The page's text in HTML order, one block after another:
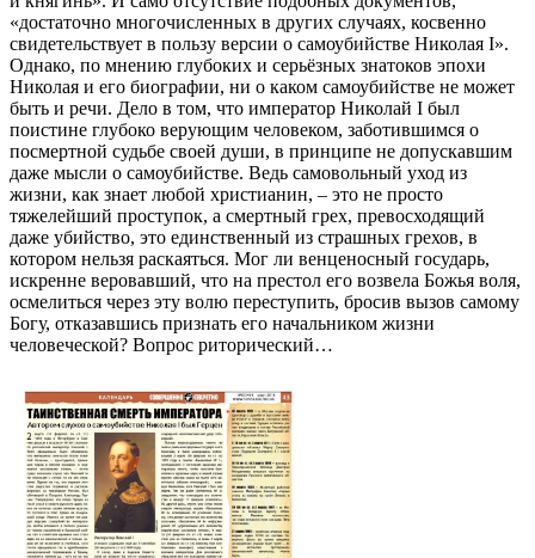
«достаточно многочисленных в других случаях, косвенно
свидетельствует в пользу версии о самоубийстве Николая I».
Однако, по мнению глубоких и серьёзных знатоков эпохи
Николая и его биографии, ни о каком самоубийстве не может
быть и речи. Дело в том, что император Николай I был
поистине глубоко верующим человеком, заботившимся о
посмертной судьбе своей души, в принципе не допускавшим
даже мысли о самоубийстве. Ведь самовольный уход из
жизни, как знает любой христианин, – это не просто
тяжелейший проступок, а смертный грех, превосходящий
даже убийство, это единственный из страшных грехов, в
котором нельзя раскаяться. Мог ли венценосный государь,
искренне веровавший, что на престол его возвела Божья воля,
осмелиться через эту волю переступить, бросив вызов самому
Богу, отказавшись признать его начальником жизни
человеческой? Вопрос риторический…